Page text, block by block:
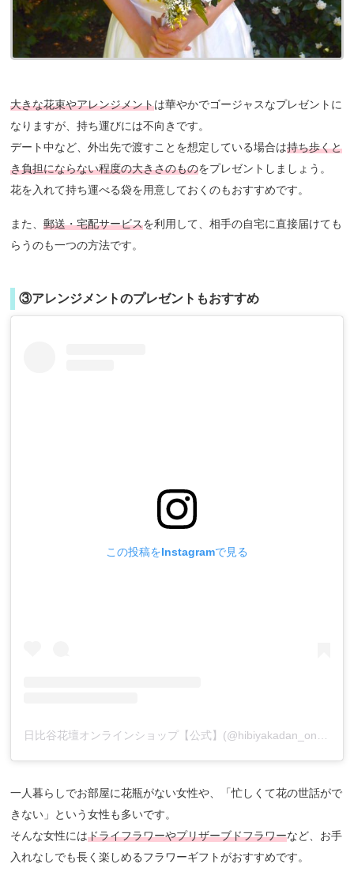
大きな花束やアレンジメントは華やかでゴージャスなプレゼントに
なりますが、持ち運びには不向きです。
デート中など、外出先で渡すことを想定している場合は持ち歩くと
き負担にならない程度の大きさのものをプレゼントしましょう。
花を入れて持ち運べる袋を用意しておくのもおすすめです。
また、郵送・宅配サービスを利用して、相手の自宅に直接届けても
らうのも一つの方法です。
③アレンジメントのプレゼントもおすすめ
この投稿をInstagramで見る
一人暮らしでお部屋に花瓶がない女性や、「忙しくて花の世話がで
きない」という女性も多いです。
そんな女性にはドライフラワーやプリザーブドフラワーなど、お手
入れなしでも長く楽しめるフラワーギフトがおすすめです。